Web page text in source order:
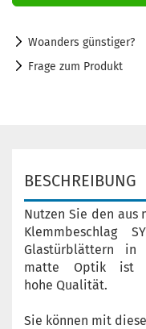
Woanders günstiger?
Frage zum Produkt
BESCHREIBUNG
Nutzen Sie den aus
Klemmbeschlag
Glastürblättern in
matte Optik ist
hohe Qualität.
Sie können mit